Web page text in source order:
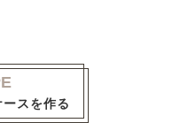
スを作る